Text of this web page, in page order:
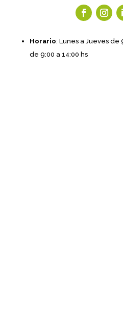
Horario: Lunes a Jueves de
de 9:00 a 14:00 hs